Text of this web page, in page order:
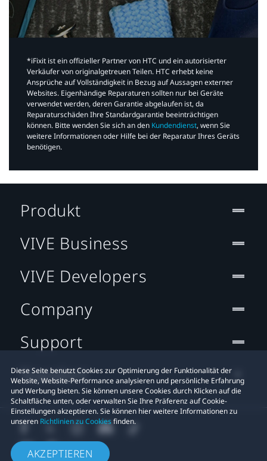
*iFixit ist ein offizieller Partner von HTC und ein autorisierter
Verkäufer von originalgetreuen Teilen. HTC erhebt keine
Ansprüche auf Vollständigkeit in Bezug auf Aussagen externer
Websites. Eigenhändige Reparaturen sollten nur bei Geräte
verwendet werden, deren Garantie abgelaufen ist, da
Reparaturschäden Ihre Standardgarantie beeinträchtigen
können. Bitte wenden Sie sich an den Kundendienst, wenn Sie
weitere Informationen oder Hilfe bei der Reparatur Ihres Geräts
benötigen.​
Diese Seite benutzt Cookies zur Optimierung der Funktionalität der
Website, Website-Performance analysieren und persönliche Erfahrung
und Werbung bieten. Sie können unsere Cookies durch Klicken auf die
Schaltfläche unten, oder verwalten Sie Ihre Präferenz auf Cookie-
Einstellungen akzeptieren. Sie können hier weitere Informationen zu
unseren Richtlinien zu Cookiesfinden.
AKZEPTIEREN
Produkt
VIVE Business
VIVE Developers
Company
Support
Standort